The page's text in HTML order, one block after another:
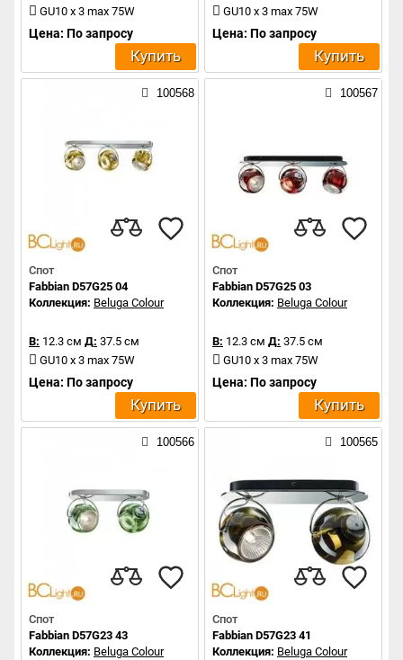
GU10 x 3 max 75W
Цена: По запросу
Купить
GU10 x 3 max 75W
Цена: По запросу
Купить
100568
Спот
Fabbian D57G25 04
Коллекция: Beluga Colour
В: 12.3 см Д: 37.5 см
GU10 x 3 max 75W
Цена: По запросу
Купить
100567
Спот
Fabbian D57G25 03
Коллекция: Beluga Colour
В: 12.3 см Д: 37.5 см
GU10 x 3 max 75W
Цена: По запросу
Купить
100566
Спот
Fabbian D57G23 43
Коллекция: Beluga Colour
100565
Спот
Fabbian D57G23 41
Коллекция: Beluga Colour